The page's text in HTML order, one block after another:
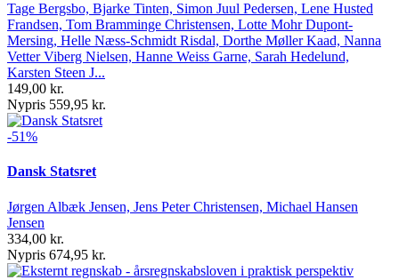
Tage Bergsbo, Bjarke Tinten, Simon Juul Pedersen, Lene Husted
Frandsen, Tom Bramminge Christensen, Lotte Mohr Dupont-
Mersing, Helle Næss-Schmidt Risdal, Dorthe Møller Kaad, Nanna
Vetter Viberg Nielsen, Hanne Weiss Garne, Sarah Hedelund,
Karsten Steen J...
149,00 kr.
Nypris 559,95 kr.
-51%
Dansk Statsret
Jørgen Albæk Jensen, Jens Peter Christensen, Michael Hansen
Jensen
334,00 kr.
Nypris 674,95 kr.